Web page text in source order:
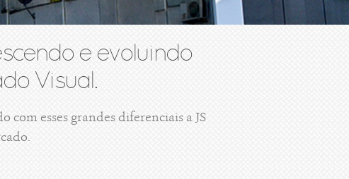
e evoluindo
Visual.
esses grandes diferenciais a JS